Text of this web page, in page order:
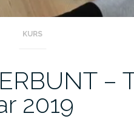
KURS
–
2019